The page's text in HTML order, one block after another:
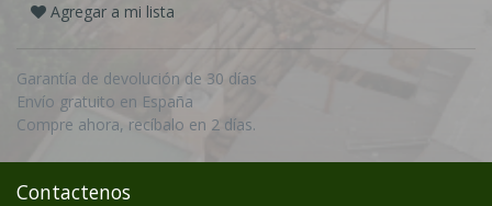
Agregar a mi lista
Garantía de devolución de 30 días
Envío gratuito en España
Compre ahora, recíbalo en 2 días.
Contactenos